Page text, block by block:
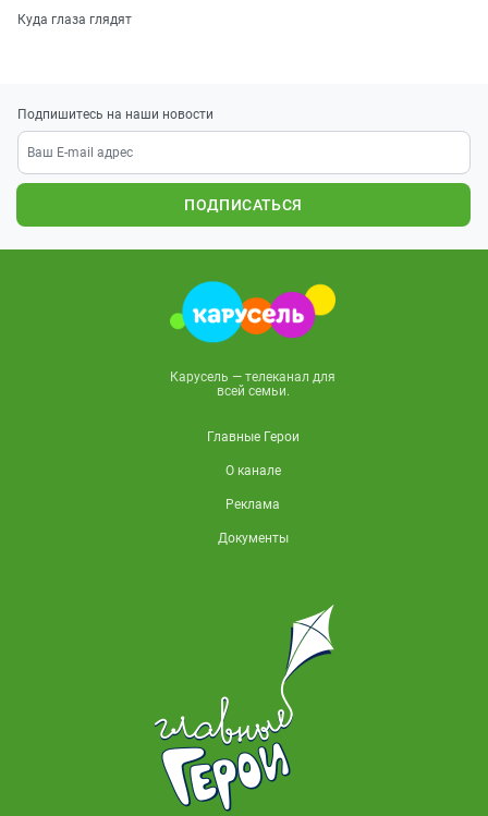
Куда глаза глядят
Подпишитесь на наши новости
ПОДПИСАТЬСЯ
Карусель — телеканал для
всей семьи.
Главные Герои
О канале
Реклама
Документы